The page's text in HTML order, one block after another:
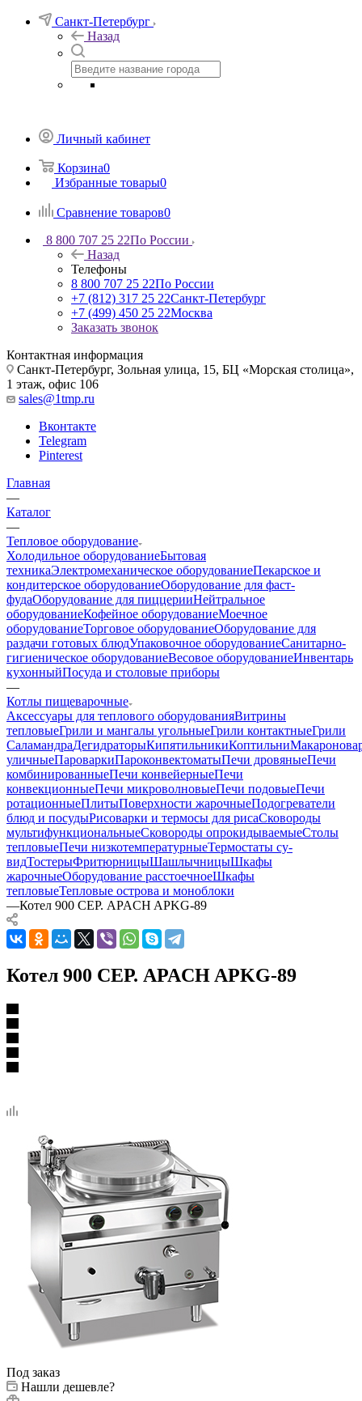
Санкт-Петербург
Назад
Личный кабинет
Корзина0
Избранные товары0
Сравнение товаров0
8 800 707 25 22По России
Назад
Телефоны
8 800 707 25 22По России
+7 (812) 317 25 22Санкт-Петербург
+7 (499) 450 25 22Москва
Заказать звонок
Контактная информация
Санкт-Петербург, Зольная улица, 15, БЦ «Морская столица»,
1 этаж, офис 106
sales@1tmp.ru
Вконтакте
Telegram
Pinterest
Главная
—
Каталог
—
Тепловое оборудование
Холодильное оборудованиеБытовая
техникаЭлектромеханическое оборудованиеПекарское и
кондитерское оборудованиеОборудование для фаст-
фудаОборудование для пиццерииНейтральное
оборудованиеКофейное оборудованиеМоечное
оборудованиеТорговое оборудованиеОборудование для
раздачи готовых блюдУпаковочное оборудованиеСанитарно-
гигиеническое оборудованиеВесовое оборудованиеИнвентарь
кухонныйПосуда и столовые приборы
—
Котлы пищеварочные
Аксессуары для теплового оборудованияВитрины
тепловыеГрили и мангалы угольныеГрили контактныеГрили
СаламандраДегидраторыКипятильникиКоптильни
уличныеПароваркиПароконвектоматыПечи дровяныеПечи
комбинированныеПечи конвейерныеПечи
конвекционныеПечи микроволновыеПечи подовыеПечи
ротационныеПлитыПоверхности жарочныеПодогреватели
блюд и посудыРисоварки и термосы для рисаСковороды
мультифункциональныеСковороды опрокидываемыеСтолы
тепловыеПечи низкотемпературныеТермостаты су-
видТостерыФритюрницыШашлычницыШкафы
жарочныеОборудование расстоечноеШкафы
тепловыеТепловые острова и моноблоки
—Котел 900 СЕР. APACH APKG-89
Котел 900 СЕР. APACH APKG-89
Под заказ
Нашли дешевле?